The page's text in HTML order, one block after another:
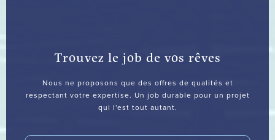
Trouvez le job de vos rêves
Nous ne proposons que des offres de qualités et
respectant votre expertise. Un job durable pour un projet
qui l'est tout autant.